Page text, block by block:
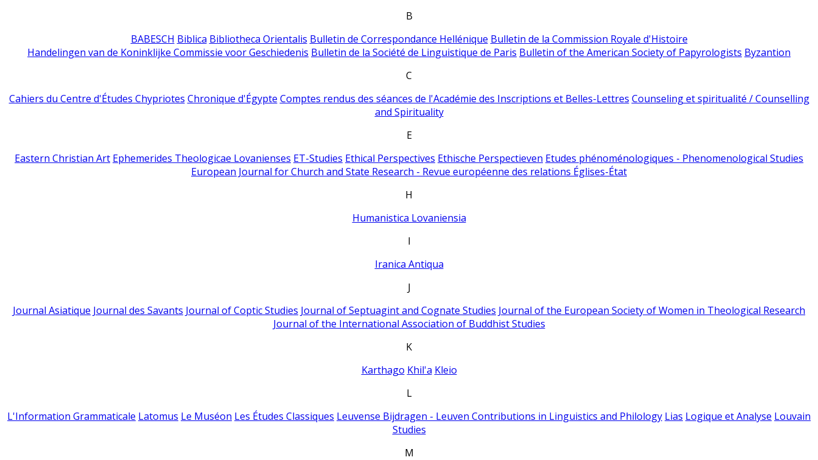
B
BABESCH Biblica Bibliotheca Orientalis Bulletin de Correspondance Hellénique Bulletin de la Commission Royale d'Histoire
Handelingen van de Koninklijke Commissie voor Geschiedenis Bulletin de la Société de Linguistique de Paris Bulletin of the American Society of Papyrologists Byzantion
C
Cahiers du Centre d'Études Chypriotes Chronique d'Égypte Comptes rendus des séances de l'Académie des Inscriptions et Belles-Lettres Counseling et spiritualité / Counselling
and Spirituality
E
Eastern Christian Art Ephemerides Theologicae Lovanienses ET-Studies Ethical Perspectives Ethische Perspectieven Etudes phénoménologiques - Phenomenological Studies
European Journal for Church and State Research - Revue européenne des relations Églises-État
H
Humanistica Lovaniensia
I
Iranica Antiqua
J
Journal Asiatique Journal des Savants Journal of Coptic Studies Journal of Septuagint and Cognate Studies Journal of the European Society of Women in Theological Research
Journal of the International Association of Buddhist Studies
K
Karthago Khil'a Kleio
L
L'Information Grammaticale Latomus Le Muséon Les Études Classiques Leuvense Bijdragen - Leuven Contributions in Linguistics and Philology Lias Logique et Analyse Louvain
Studies
M